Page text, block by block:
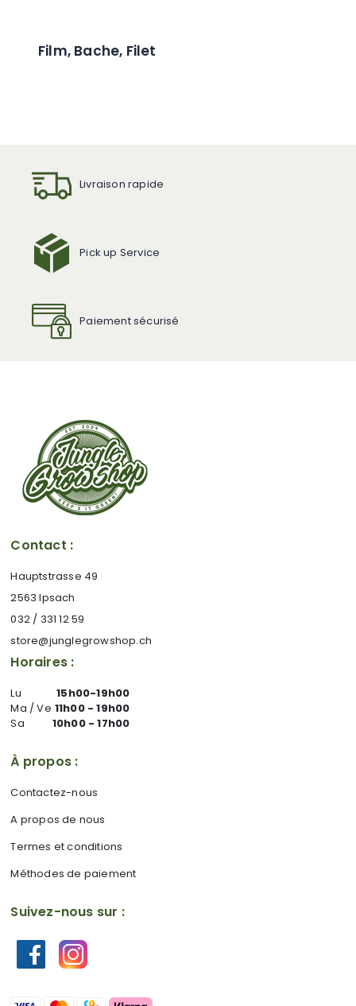
Film, Bache, Filet
Livraison rapide
Pick up Service
Paiement sécurisé
Contact :
Hauptstrasse 49
2563 Ipsach
032 / 331 12 59
store@junglegrowshop.ch
Horaires :
Lu
15h00-19h00
Ma / Ve 11h00 - 19h00
Sa
10h00 - 17h00
À propos :
Contactez-nous
A propos de nous
Termes et conditions
Méthodes de paiement
Suivez-nous sur :